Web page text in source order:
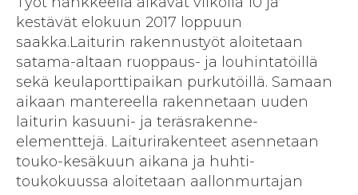
kestävät elokuun 2017 loppuun
saakka.Laiturin rakennustyöt aloitetaan
satama-altaan ruoppaus- ja louhintatöillä
sekä keulaporttipaikan purkutöillä. Samaan
aikaan mantereella rakennetaan uuden
laiturin kasuuni- ja teräsrakenne-
elementtejä. Laiturirakenteet asennetaan
touko-kesäkuun aikana ja huhti-
toukokuussa aloitetaan aallonmurtajan